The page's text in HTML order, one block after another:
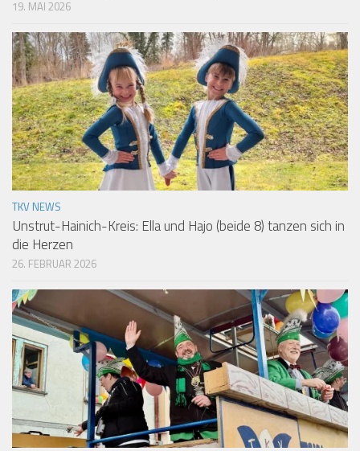
19. MAI 2026
TKV NEWS
Unstrut-Hainich-Kreis: Ella und Hajo (beide 8) tanzen sich in
die Herzen
26. FEBRUAR 2026